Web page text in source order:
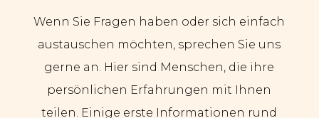
Wenn Sie Fragen haben oder sich einfach
austauschen möchten, sprechen Sie uns
gerne an. Hier sind Menschen, die ihre
persönlichen Erfahrungen mit Ihnen
teilen. Einige erste Informationen rund